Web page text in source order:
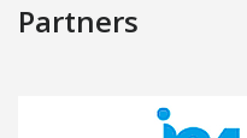
Partners